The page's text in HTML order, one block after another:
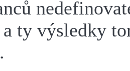
a ty výsledky